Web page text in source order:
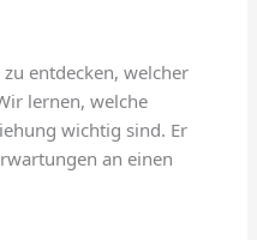
entdecken, welcher
lernen, welche
wichtig sind. Er
an einen